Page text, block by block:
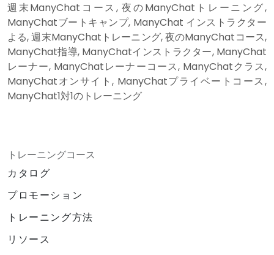
週末ManyChatコース, 夜のManyChatトレーニング,
ManyChatブートキャンプ, ManyChat インストラクター
よる, 週末ManyChatトレーニング, 夜のManyChatコース,
ManyChat指導, ManyChatインストラクター, ManyChat
レーナー, ManyChatレーナーコース, ManyChatクラス,
ManyChatオンサイト, ManyChatプライベートコース,
ManyChat1対1のトレーニング
トレーニングコース
カタログ
プロモーション
トレーニング方法
リソース